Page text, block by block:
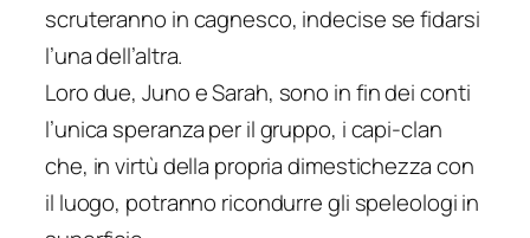
scruteranno in cagnesco, indecise se fidarsi
l’una dell’altra.
Loro due, Juno e Sarah, sono in fin dei conti
l’unica speranza per il gruppo, i capi-clan
che, in virtù della propria dimestichezza con
il luogo, potranno ricondurre gli speleologi in